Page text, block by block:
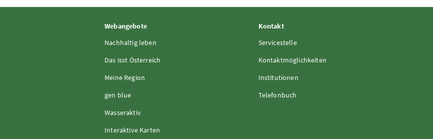
Webangebote
Nachhaltig leben
Das isst Österreich
Meine Region
gen blue
Wasseraktiv
Interaktive Karten
Kontakt
Servicestelle
Kontaktmöglichkeiten
Institutionen
Telefonbuch